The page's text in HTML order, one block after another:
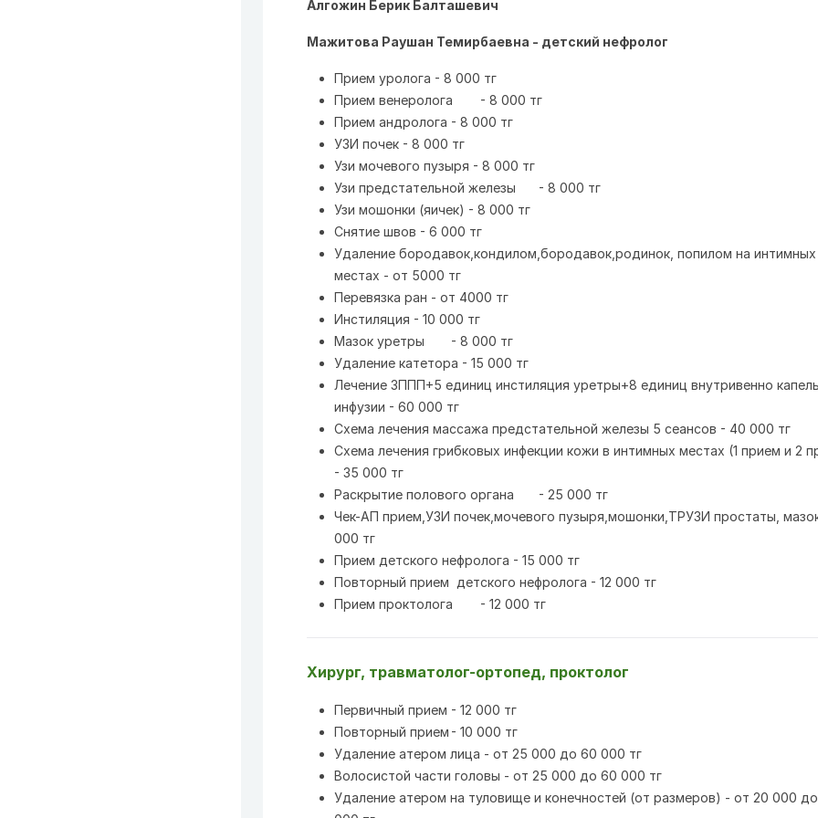
Алгожин Берик Балташевич
Мажитова Раушан Темирбаевна - детский нефролог
Прием уролога - 8 000 тг
Прием венеролога
- 8 000 тг
Прием андролога - 8 000 тг
УЗИ почек - 8 000 тг
Узи мочевого пузыря - 8 000 тг
Узи предстательной железы
- 8 000 тг
Узи мошонки (яичек) - 8 000 тг
Снятие швов - 6 000 тг
Удаление бородавок,кондилом,бородавок,родинок, попилом на интимных
местах - от 5000 тг
Перевязка ран - от 4000 тг
Инстиляция - 10 000 тг
Мазок уретры
- 8 000 тг
Удаление катетора - 15 000 тг
Лечение ЗППП+5 единиц инстиляция уретры+8 единиц внутривенно
инфузии - 60 000 тг
Схема лечения массажа предстательной железы 5 сеансов - 40 000 тг
Схема лечения грибковых инфекции кожи в интимных местах (1 прием и 2
- 35 000 тг
Раскрытие полового органа
- 25 000 тг
Чек-АП прием,УЗИ почек,мочевого пузыря,мошонки,ТРУЗИ простаты,
000 тг
Прием детского нефролога - 15 000 тг
Повторный прием детского нефролога - 12 000 тг
Прием проктолога
- 12 000 тг
Хирург, травматолог-ортопед, проктолог
Первичный прием - 12 000 тг
Повторный прием - 10 000 тг
Удаление атером лица - от 25 000 до 60 000 тг
Волосистой части головы - от 25 000 до 60 000 тг
Удаление атером на туловище и конечностей (от размеров) - от 20 000